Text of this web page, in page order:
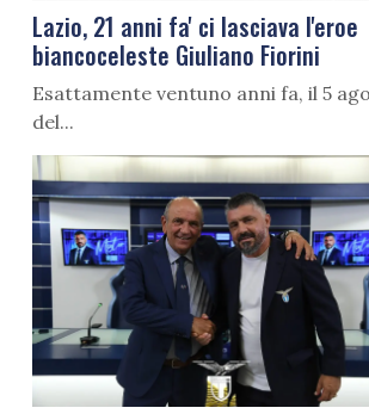
Lazio, 21 anni fa' ci lasciava l'eroe
biancoceleste Giuliano Fiorini
Esattamente ventuno anni fa, il 5
del...